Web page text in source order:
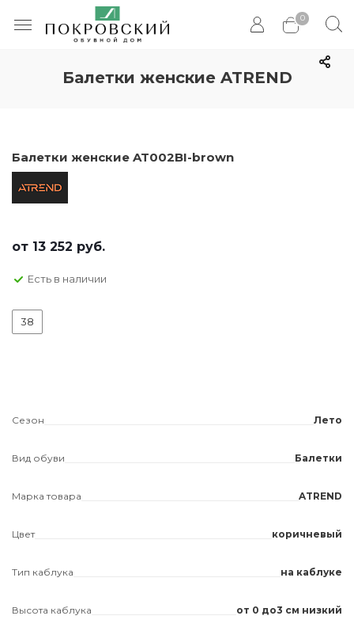
0
Балетки женские ATREND
Балетки женские AT002BI-brown
от 13 252 руб.
Есть в наличии
38
Сезон Лето
Вид обуви Балетки
Марка товара ATREND
Цвет коричневый
Тип каблука на каблуке
Высота каблука от 0 до3 см низкий